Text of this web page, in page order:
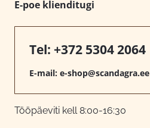
E-poe klienditugi
Tel: +372 5304 2064
E-mail: e-shop@scandagra.ee
Tööpäeviti kell 8:00-16:30